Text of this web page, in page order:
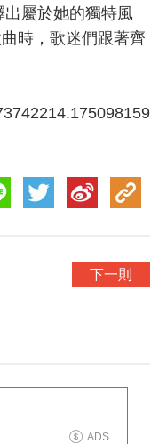
屬於她的獨特風
時，歌迷們跟著齊
下一則
ADS